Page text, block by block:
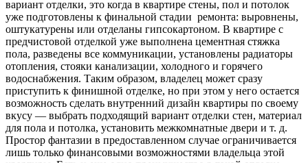
вариант отделки, это когда в квартире стены, пол и потолок
уже подготовлены к финальной стадии ремонта: выровнены,
оштукатурены или отделаны гипсокартоном. В квартире с
предчистовой отделкой уже выполнена цементная стяжка
пола, разведены все коммуникации, установлены радиаторы
отопления, стояки канализации, холодного и горячего
водоснабжения. Таким образом, владелец может сразу
приступить к финишной отделке, но при этом у него остается
возможность сделать внутренний дизайн квартиры по своему
вкусу — выбрать подходящий вариант отделки стен, материал
для пола и потолка, установить межкомнатные двери и т. д.
Простор фантазии в предоставленном случае ограничивается
лишь только финансовыми возможностями владельца этой